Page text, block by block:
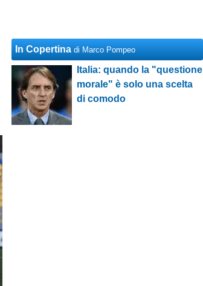
In Copertina di Marco Pompeo
Italia: quando la "questione
morale" è solo una scelta
di comodo